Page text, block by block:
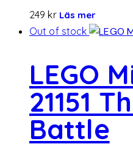
249 kr Läs mer
Out of stock
LEGO
21151
Battle